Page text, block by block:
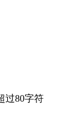
过80字符